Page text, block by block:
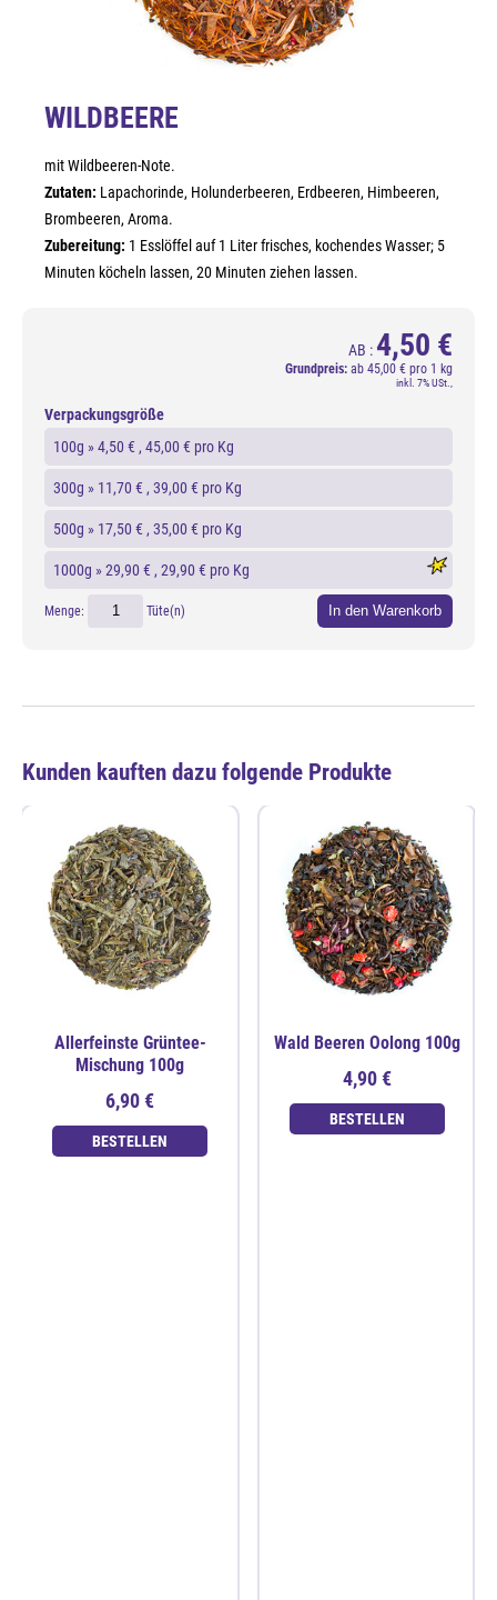
WILDBEERE
mit Wildbeeren-Note.
Zutaten: Lapachorinde, Holunderbeeren, Erdbeeren, Himbeeren,
Brombeeren, Aroma.
Zubereitung: 1 Esslöffel auf 1 Liter frisches, kochendes Wasser; 5
Minuten köcheln lassen, 20 Minuten ziehen lassen.
AB : 4,50 €
Grundpreis: ab 45,00 € pro 1 kg
inkl. 7% USt.,
Verpackungsgröße
100g »4,50 € , 45,00 € pro Kg
300g » 11,70 € , 39,00 € pro Kg
500g » 17,50 € , 35,00 € pro Kg
1000g »29,90 € , 29,90 € pro Kg
Menge: Tüte(n) In den Warenkorb
Kunden kauften dazu folgende Produkte
Allerfeinste Grüntee-
Mischung 100g
6,90 €
BESTELLEN
Wald Beeren Oolong 100g
4,90 €
BESTELLEN